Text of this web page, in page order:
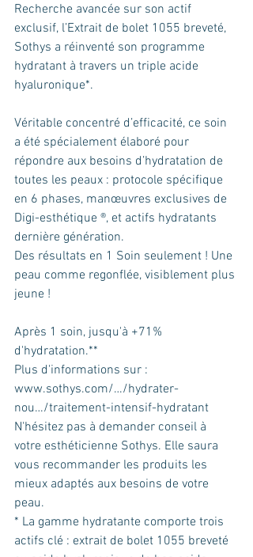
Recherche avancée sur son actif
exclusif, l’Extrait de bolet 1055 breveté,
Sothys a réinventé son programme
hydratant à travers un triple acide
hyaluronique*.
Véritable concentré d’efficacité, ce soin
a été spécialement élaboré pour
répondre aux besoins d’hydratation de
toutes les peaux : protocole spéciﬁque
en 6 phases, manœuvres exclusives de
Digi-esthétique ®, et actifs hydratants
dernière génération.
Des résultats en 1 Soin seulement ! Une
peau comme regonﬂée, visiblement plus
jeune !
Après 1 soin, jusqu'à +71%
d'hydratation.**
Plus d'informations sur :
www.sothys.com/…/hydrater-
nou…/traitement-intensif-hydratant
N'hésitez pas à demander conseil à
votre esthéticienne Sothys. Elle saura
vous recommander les produits les
mieux adaptés aux besoins de votre
peau.
* La gamme hydratante comporte trois
actifs clé : extrait de bolet 1055 breveté